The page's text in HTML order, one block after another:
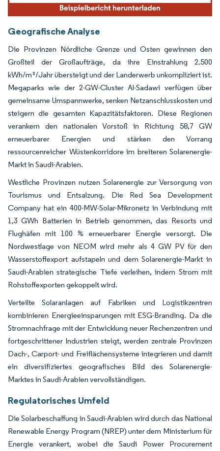
Geografische Analyse
Die Provinzen Nördliche Grenze und Osten gewinnen den
Großteil der Großaufträge, da ihre Einstrahlung 2.500
kWh/m²/Jahr übersteigt und der Landerwerb unkompliziert ist.
Megaparks wie der 2-GW-Cluster Al-Sadawi verfügen über
gemeinsame Umspannwerke, senken Netzanschlusskosten und
steigern die gesamten Kapazitätsfaktoren. Diese Regionen
verankern den nationalen Vorstoß in Richtung 58,7 GW
erneuerbarer Energien und stärken den Vorrang
ressourcenreicher Wüstenkorridore im breiteren Solarenergie-
Markt in Saudi-Arabien.
Westliche Provinzen nutzen Solarenergie zur Versorgung von
Tourismus und Entsalzung. Die Red Sea Development
Company hat ein 400-MW-Solar-Mikronetz in Verbindung mit
1,3 GWh Batterien in Betrieb genommen, das Resorts und
Flughäfen mit 100 % erneuerbarer Energie versorgt. Die
Nordwestlage von NEOM wird mehr als 4 GW PV für den
Wasserstoffexport aufstapeln und dem Solarenergie-Markt in
Saudi-Arabien strategische Tiefe verleihen, indem Strom mit
Rohstoffexporten gekoppelt wird.
Verteilte Solaranlagen auf Fabriken und Logistikzentren
kombinieren Energieeinsparungen mit ESG-Branding. Da die
Stromnachfrage mit der Entwicklung neuer Rechenzentren und
fortgeschrittener Industrien steigt, werden zentrale Provinzen
Dach-, Carport- und Freiflächensysteme integrieren und damit
ein diversifiziertes geografisches Bild des Solarenergie-
Marktes in Saudi-Arabien vervollständigen.
Regulatorisches Umfeld
Die Solarbeschaffung in Saudi-Arabien wird durch das National
Renewable Energy Program (NREP) unter dem Ministerium für
Energie verankert, wobei die Saudi Power Procurement